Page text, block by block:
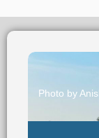
Photo by